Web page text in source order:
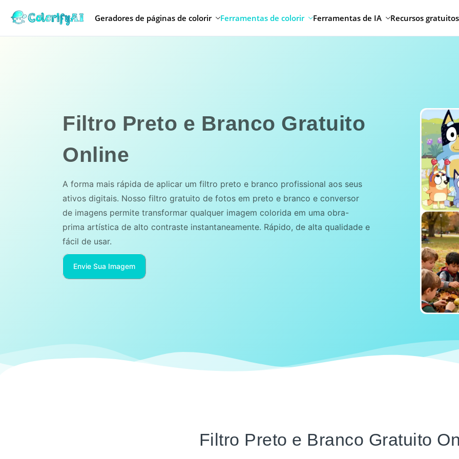
Geradores de páginas de colorir Ferramentas de colorir Ferramentas de IA Recursos gratuitos
Filtro Preto e Branco Gratuito
Online
A forma mais rápida de aplicar um filtro preto e branco profissional aos seus
ativos digitais. Nosso filtro gratuito de fotos em preto e branco e conversor
de imagens permite transformar qualquer imagem colorida em uma obra-
prima artística de alto contraste instantaneamente. Rápido, de alta qualidade e
fácil de usar.
Envie Sua Imagem
Filtro Preto e Branco Gratuito